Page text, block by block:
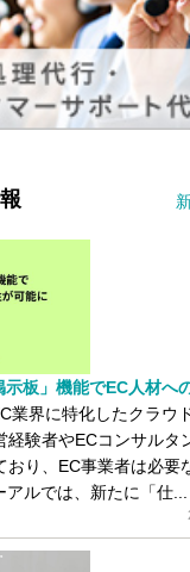
板」機能でEC人材へ
業界に特化したクラウ
経験者やECコンサルタ
おり、EC事業者は必要
ルでは、新たに「仕...